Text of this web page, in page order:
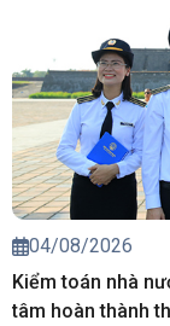
04/08/2026
Kiểm toán nhà
tâm hoàn thành